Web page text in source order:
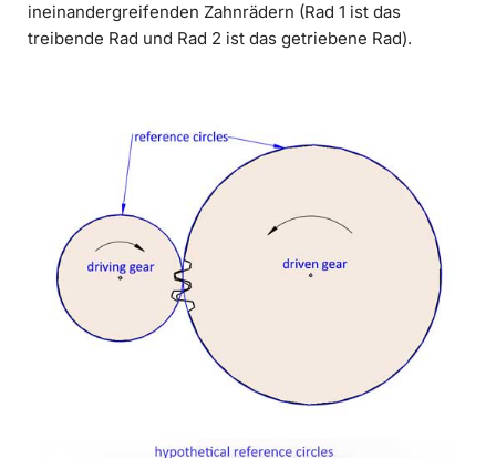
ineinandergreifenden Zahnrädern (Rad 1 ist das
treibende Rad und Rad 2 ist das getriebene Rad).